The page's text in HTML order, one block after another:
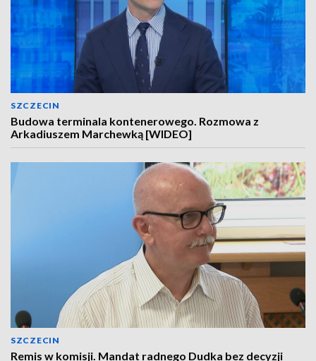
SZCZECIN
Budowa terminala kontenerowego. Rozmowa z
Arkadiuszem Marchewką [WIDEO]
SZCZECIN
Remis w komisji. Mandat radnego Dudka bez decyzji